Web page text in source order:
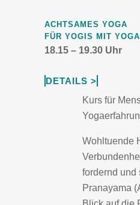
ACHTSAMES YOGA
FÜR YOGIS MIT
18.15 – 19.30 Uhr
DETAILS >
Kurs für
Wohltuende
fordernd und
Pranayama